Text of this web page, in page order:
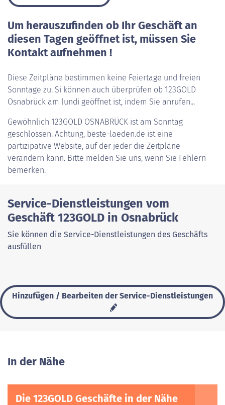
Um herauszufinden ob Ihr Geschäft an
diesen Tagen geöffnet ist, müssen Sie
Kontakt aufnehmen !
Diese Zeitpläne bestimmen keine Feiertage und freien
Sonntage zu. Si können auch überprüfen ob 123GOLD
Osnabrück am lundi geöffnet ist, indem Sie anrufen...
Gewöhnlich 123GOLD OSNABRÜCK ist am Sonntag
geschlossen. Achtung, beste-laeden.de ist eine
partizipative Website, auf der jeder die Zeitpläne
verändern kann. Bitte melden Sie uns, wenn Sie Fehlern
bemerken.
Service-Dienstleistungen vom
Geschäft 123GOLD in Osnabrück
Sie können die Service-Dienstleistungen des Geschäfts
ausfüllen
Hinzufügen / Bearbeiten der Service-Dienstleistungen
In der Nähe
Die 123GOLD Geschäfte in der Nähe